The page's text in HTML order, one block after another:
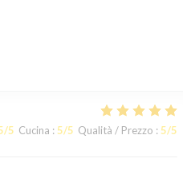
/5 Cucina : 5/5 Qualità / Prezzo : 5/5